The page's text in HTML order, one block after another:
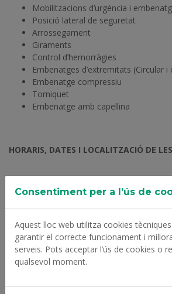
Mobilitzacions d’urgència i
Posició lateral de seguretat
Arrossegament
Giraments
Control d’hemorràgies
Embenatges d’extremitats (Circular i
Embenatge compressiu
Torniquet
Embenatge amb capellina
HORARIS, DATES I LOCALITZACIÓ DE
Sessió 1
Horari: de 18:30 h a 20:30 h.
Sessió telemàtica. S'enviarà l'enllaç per e-
uns dies abans.
Consentiment per a l’ús de
Aquest lloc web utilitza cookies
garantir el correcte funcionament i
serveis. Pots acceptar l’ús de cookies o
qualsevol moment.